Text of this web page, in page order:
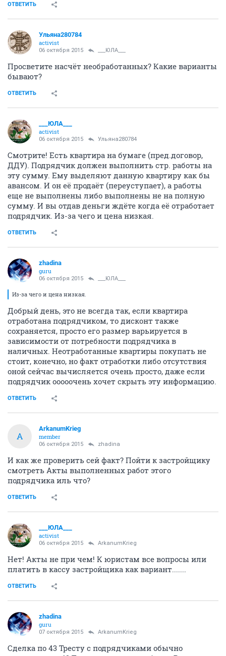
ОТВЕТИТЬ
Ульяна280784
activist
06 октября 2015 ___ЮЛА___
Просветите насчёт необработанных? Какие варианты
бывают?
ОТВЕТИТЬ
___ЮЛА___
activist
06 октября 2015 Ульяна280784
Смотрите! Есть квартира на бумаге (пред.договор,
ДДУ). Подрядчик должен выполнить стр. работы на
эту сумму. Ему выделяют данную квартиру как бы
авансом. И он её продаёт (переуступает), а работы
еще не выполнены либо выполнены не на полную
сумму. И вы отдав деньги ждёте когда её отработает
подрядчик. Из-за чего и цена низкая.
ОТВЕТИТЬ
zhadina
guru
06 октября 2015 ___ЮЛА___
Из-за чего и цена низкая.
Добрый день, это не всегда так, если квартира
отработана подрядчиком, то дисконт также
сохраняется, просто его размер варьируется в
зависимости от потребности подрядчика в
наличных. Неотработанные квартиры покупать не
стоит, конечно, но факт отработки либо отсутствия
оной сейчас вычисляется очень просто, даже если
подрядчик ооооочень хочет скрыть эту информацию.
ОТВЕТИТЬ
A
ArkanumKrieg
member
06 октября 2015 zhadina
И как же проверить сей факт? Пойти к застройщику
смотреть Акты выполненных работ этого
подрядчика иль что?
ОТВЕТИТЬ
___ЮЛА___
activist
06 октября 2015 ArkanumKrieg
Нет! Акты не при чем! К юристам все вопросы или
платить в кассу застройщика как вариант.......
ОТВЕТИТЬ
zhadina
guru
07 октября 2015 ArkanumKrieg
Сделка по 43 Тресту с подрядчиками обычно